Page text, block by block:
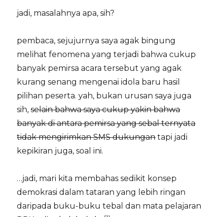
jadi, masalahnya apa, sih?
pembaca, sejujurnya saya agak bingung
melihat fenomena yang terjadi bahwa cukup
banyak pemirsa acara tersebut yang agak
kurang senang mengenai idola baru hasil
pilihan peserta. yah, bukan urusan saya juga
sih,selain bahwa saya cukup yakin bahwa
banyak di antara pemirsa yang sebal ternyata
tidak mengirimkan SMS dukungantapi jadi
kepikiran juga, soal ini.
…jadi, mari kita membahas sedikit konsep
demokrasi dalam tataran yang lebih ringan
daripada buku-buku tebal dan mata pelajaran